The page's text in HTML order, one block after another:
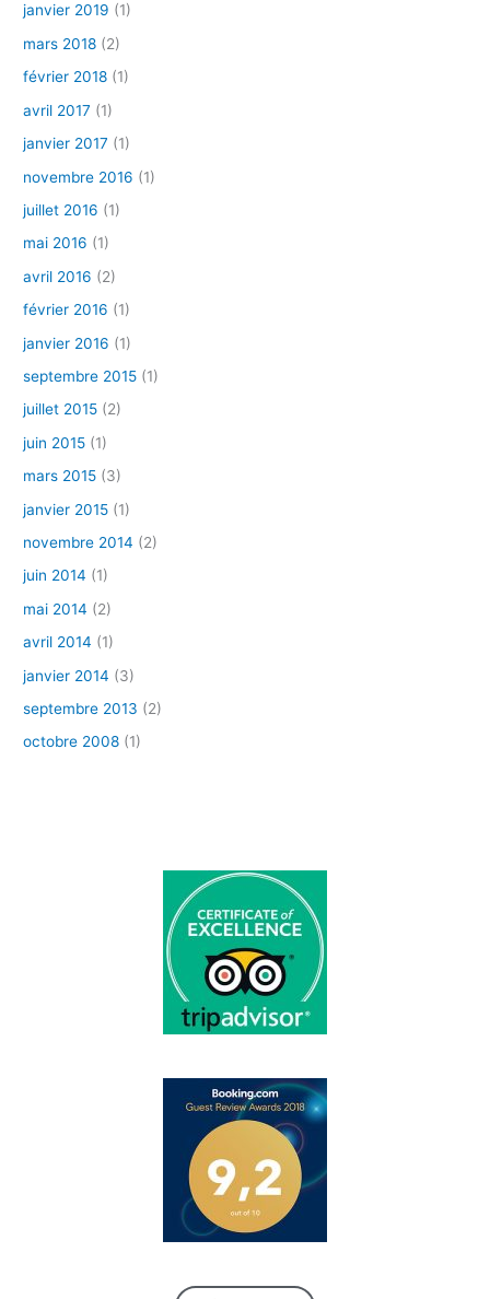
janvier 2019 (1)
mars 2018 (2)
février 2018 (1)
avril 2017 (1)
janvier 2017 (1)
novembre 2016 (1)
juillet 2016 (1)
mai 2016 (1)
avril 2016 (2)
février 2016 (1)
janvier 2016 (1)
septembre 2015 (1)
juillet 2015 (2)
juin 2015 (1)
mars 2015 (3)
janvier 2015 (1)
novembre 2014 (2)
juin 2014 (1)
mai 2014 (2)
avril 2014 (1)
janvier 2014 (3)
septembre 2013 (2)
octobre 2008 (1)